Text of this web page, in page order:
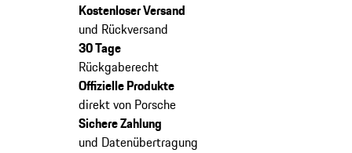
Kostenloser Versand
und Rückversand
30 Tage
Rückgaberecht
Offizielle Produkte
direkt von Porsche
Sichere Zahlung
und Datenübertragung